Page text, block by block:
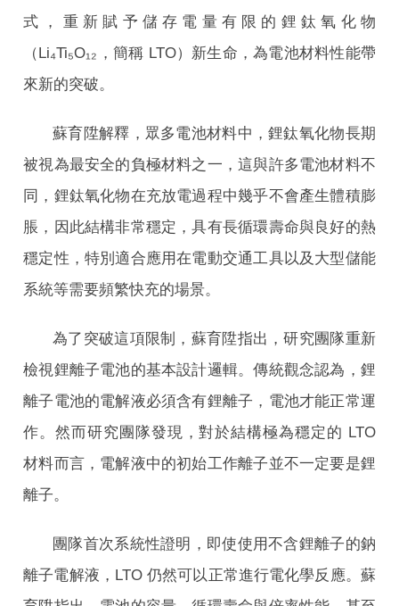
式，重新賦予儲存電量有限的鋰鈦氧化物
（Li₄Ti₅O₁₂，簡稱 LTO）新生命，為電池材料性能帶
來新的突破。
蘇育陞解釋，眾多電池材料中，鋰鈦氧化物長期
被視為最安全的負極材料之一，這與許多電池材料不
同，鋰鈦氧化物在充放電過程中幾乎不會產生體積膨
脹，因此結構非常穩定，具有長循環壽命與良好的熱
穩定性，特別適合應用在電動交通工具以及大型儲能
系統等需要頻繁快充的場景。
為了突破這項限制，蘇育陞指出，研究團隊重新
檢視鋰離子電池的基本設計邏輯。傳統觀念認為，鋰
離子電池的電解液必須含有鋰離子，電池才能正常運
作。然而研究團隊發現，對於結構極為穩定的 LTO
材料而言，電解液中的初始工作離子並不一定要是鋰
離子。
團隊首次系統性證明，即使使用不含鋰離子的鈉
離子電解液，LTO 仍然可以正常進行電化學反應。蘇